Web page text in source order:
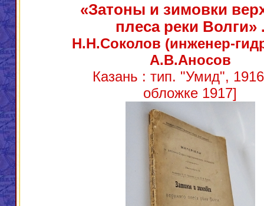
«Затоны и зимовки
плеса реки Волги»
Н.Н.Соколов (инженер-
А.В.Аносов
Казань : тип. "Умид",
обложке 1917]